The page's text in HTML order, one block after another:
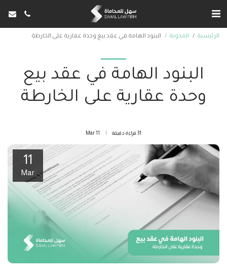
الرئيسية المدونة البنود الهامة في عقد بيع وحدة عقارية على الخارطة
البنود الهامة في عقد بيع
وحدة عقارية على الخارطة
31 قراءة دقيقة 11
Mar
11
Mar